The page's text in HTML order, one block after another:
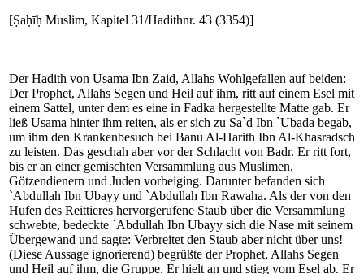
[Ṣaḥīḥ Muslim, Kapitel 31/Hadithnr. 43 (3354)]
Der Hadith von Usama Ibn Zaid, Allahs Wohlgefallen auf beiden:
Der Prophet, Allahs Segen und Heil auf ihm, ritt auf einem Esel mit
einem Sattel, unter dem es eine in Fadka hergestellte Matte gab. Er
ließ Usama hinter ihm reiten, als er sich zu Sa`d Ibn `Ubada begab,
um ihm den Krankenbesuch bei Banu Al-Harith Ibn Al-Khasradsch
zu leisten. Das geschah aber vor der Schlacht von Badr. Er ritt fort,
bis er an einer gemischten Versammlung aus Muslimen,
Götzendienern und Juden vorbeiging. Darunter befanden sich
`Abdullah Ibn Ubayy und `Abdullah Ibn Rawaha. Als der von den
Hufen des Reittieres hervorgerufene Staub über die Versammlung
schwebte, bedeckte `Abdullah Ibn Ubayy sich die Nase mit seinem
Übergewand und sagte: Verbreitet den Staub aber nicht über uns!
(Diese Aussage ignorierend) begrüßte der Prophet, Allahs Segen
und Heil auf ihm, die Gruppe. Er hielt an und stieg vom Esel ab. Er